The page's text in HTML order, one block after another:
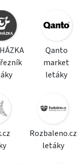
Qanto
market
letáky
Rozbaleno.cz
letáky